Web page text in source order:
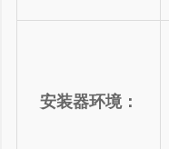
安装器环境：